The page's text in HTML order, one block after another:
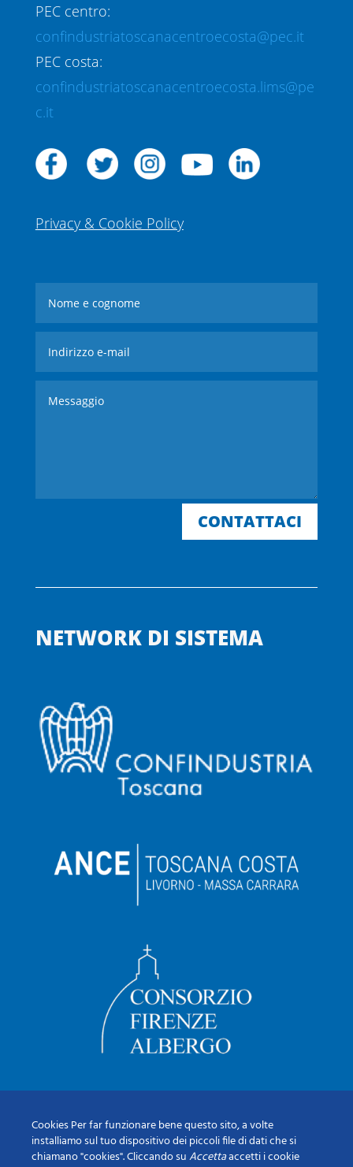
PEC centro:
confindustriatoscanacentroecosta@pec.it
PEC costa:
confindustriatoscanacentroecosta.lims@pe
c.it
Privacy & Cookie Policy
CONTATTACI
NETWORK DI SISTEMA
Cookies Per far funzionare bene questo sito, a volte
installiamo sul tuo dispositivo dei piccoli file di dati che si
chiamano "cookies". Cliccando suAccettaaccetti i cookie